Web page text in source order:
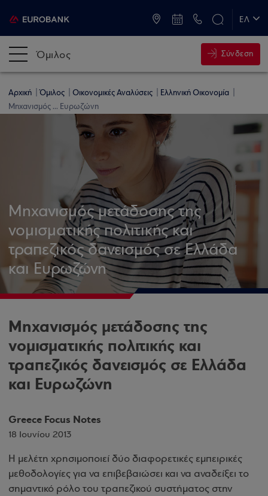
ΕΛ
Όμιλος Σύνδεση
Αρχική Όμιλος Οικονομικές Αναλύσεις
Ελληνική Οικονομία
Μηχανισμός ... Ευρωζώνη
Μηχανισμός μετάδοσης της
νομισματικής πολιτικής και
τραπεζικός δανεισμός σε Ελλάδα
και Ευρωζώνη
Μηχανισμός μετάδοσης της
νομισματικής πολιτικής και
τραπεζικός δανεισμός σε Ελλάδα
και Ευρωζώνη
Greece Focus Notes
18 Ιουνίου 2013
Η μελέτη χρησιμοποιεί δύο διαφορετικές εμπειρικές
μεθοδολογίες για να επιβεβαιώσει και να αναδείξει το
σημαντικό ρόλο του τραπεζικού συστήματος στην